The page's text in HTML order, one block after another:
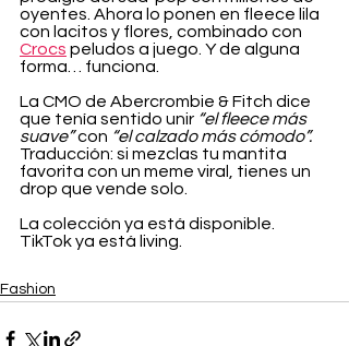
oyentes. Ahora lo ponen en fleece lila
con lacitos y flores, combinado con
Crocs peludos a juego. Y de alguna
forma… funciona.
La CMO de Abercrombie & Fitch dice
que tenía sentido unir “el fleece más
suave” con “el calzado más cómodo”.
Traducción: si mezclas tu mantita
favorita con un meme viral, tienes un
drop que vende solo.
La colección ya está disponible.
TikTok ya está living.
Fashion